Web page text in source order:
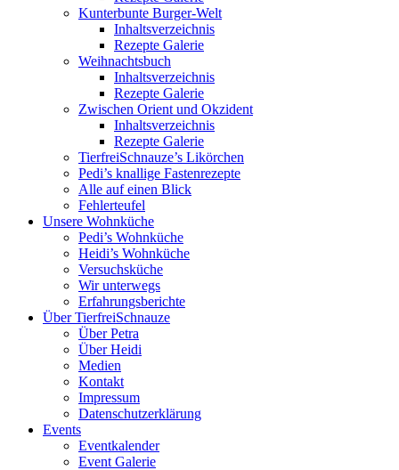
Kunterbunte Burger-Welt
Inhaltsverzeichnis
Rezepte Galerie
Weihnachtsbuch
Inhaltsverzeichnis
Rezepte Galerie
Zwischen Orient und Okzident
Inhaltsverzeichnis
Rezepte Galerie
TierfreiSchnauze’s Likörchen
Pedi’s knallige Fastenrezepte
Alle auf einen Blick
Fehlerteufel
Unsere Wohnküche
Pedi’s Wohnküche
Heidi’s Wohnküche
Versuchsküche
Wir unterwegs
Erfahrungsberichte
Über TierfreiSchnauze
Über Petra
Über Heidi
Medien
Kontakt
Impressum
Datenschutzerklärung
Events
Eventkalender
Event Galerie